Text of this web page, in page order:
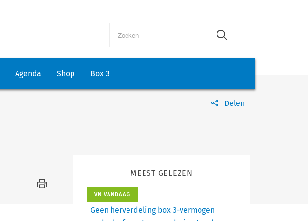
Agenda Shop Box 3
Delen
MEEST GELEZEN
VN VANDAAG
Geen herverdeling box 3-vermogen